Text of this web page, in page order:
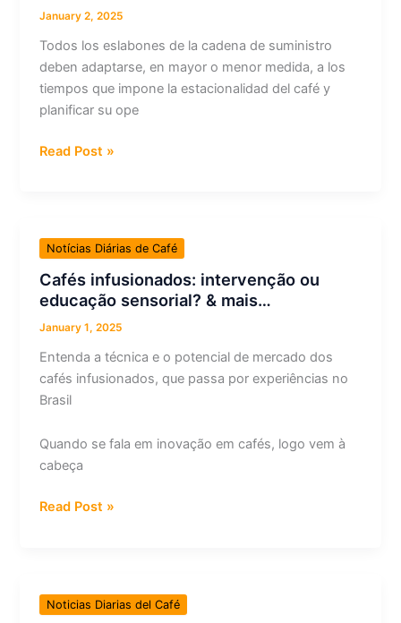
January 2, 2025
Todos los eslabones de la cadena de suministro
deben adaptarse, en mayor o menor medida, a los
tiempos que impone la estacionalidad del café y
planificar su ope
¿Usar
procesamiento
ayuda
a
tener
diversidad
ingresos
en
las
cafeteras?
&
Read Post »
Notícias Diárias de Café
Cafés infusionados: intervenção ou
educação sensorial? & mais…
January 1, 2025
Entenda a técnica e o potencial de mercado dos
cafés infusionados, que passa por experiências no
Brasil
Quando se fala em inovação em cafés, logo vem à
cabeça
Cafés
educação
sensorial?
Read Post »
Noticias Diarias del Café